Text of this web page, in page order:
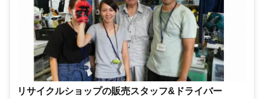
リサイクルショップの販売スタッフ&ドライバー